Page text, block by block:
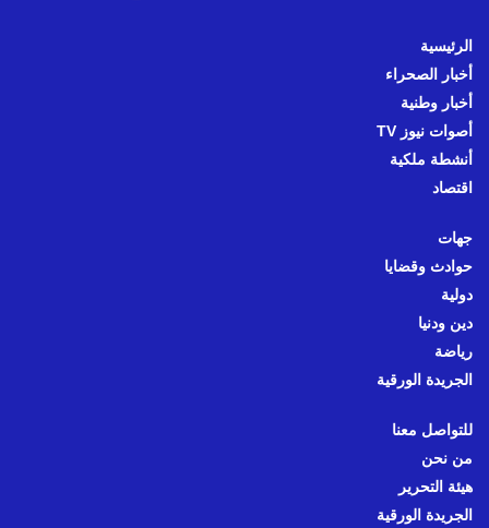
الرئيسية
أخبار الصحراء
أخبار وطنية
أصوات نيوز TV
أنشطة ملكية
اقتصاد
جهات
حوادث وقضايا
دولية
دين ودنيا
رياضة
الجريدة الورقية
للتواصل معنا
من نحن
هيئة التحرير
الجريدة الورقية